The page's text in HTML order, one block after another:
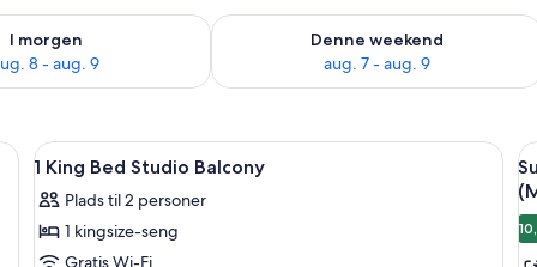
I morgen
8 - aug. 9
for i morgen aug. 8 - aug. 9
Denne weekend
aug. 7 - aug. 9
Tjek tilgængelighed for denne
Indlæs
alle
billeder
af
Et hotelværelse med en stor seng, to
9
1 King Bed Studio Balcony
Plads til 2 personer
1 kingsize-seng
Gratis Wi-Fi
af